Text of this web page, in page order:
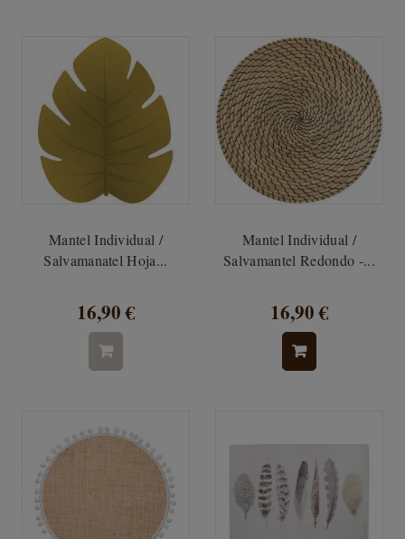
Mantel Individual /
Salvamanatel Hoja...
16,90 €
Mantel Individual /
Salvamantel Redondo -...
16,90 €